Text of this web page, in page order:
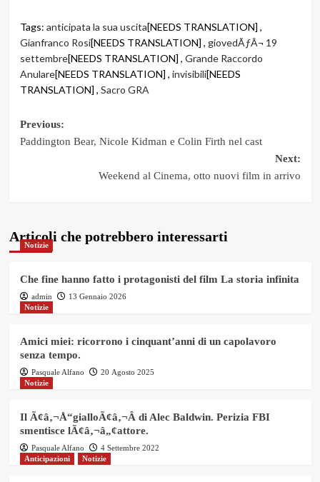
Tags: anticipata la sua uscita[NEEDS TRANSLATION] ,
Gianfranco Rosi[NEEDS TRANSLATION] , giovedÃƒÂ¬ 19
settembre[NEEDS TRANSLATION] , Grande Raccordo
Anulare[NEEDS TRANSLATION] , invisibili[NEEDS
TRANSLATION] , Sacro GRA
Post
Previous:
Paddington Bear, Nicole Kidman e Colin Firth nel cast
Next:
Weekend al Cinema, otto nuovi film in arrivo
Articoli che potrebbero interessarti
Notizie
Che fine hanno fatto i protagonisti del film La storia infinita
admin
13 Gennaio 2026
Notizie
Amici miei: ricorrono i cinquant’anni di un capolavoro
senza tempo.
Pasquale Alfano
20 Agosto 2025
Notizie
Il Ã¢â‚¬Å“gialloÃ¢â‚¬Â di Alec Baldwin. Perizia FBI
smentisce lÃ¢â‚¬â„¢attore.
Pasquale Alfano
4 Settembre 2022
Anticipazioni
Notizie